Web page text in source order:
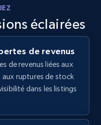
Initial
count, and
Commencer
by using
éclairées
de revenus
de revenus liées aux
ruptures de stock
dans les listings